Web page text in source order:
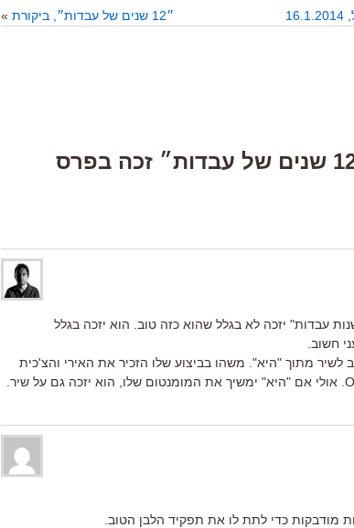
״12 שנים של עבדות״, ביקורת »
2 Responses to “״12 שנים של עבדות״ זכה בפרס
קיי. זה גם מה שאני חושב. ש"12 שנות עבדות" יזכה לא בגלל שהוא כזה טוב. הוא יזכה בגלל
חשוב.
מתוך "היא". משהו בביצוע שלו הזכיר את האירי והצ'כית
מודבקות כדי לתת לו את תפקיד הלבן הטוב.